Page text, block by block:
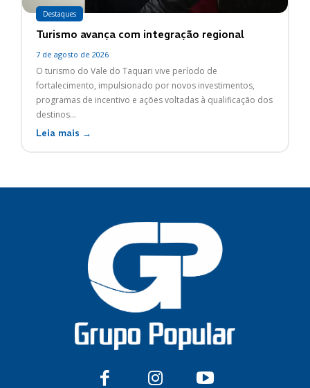
Destaques
Turismo avança com integração regional
7 de agosto de 2026
O turismo do Vale do Taquari vive período de
fortalecimento, impulsionado por novos investimentos,
programas de incentivo e ações voltadas à qualificação dos
destinos...
Leia mais →